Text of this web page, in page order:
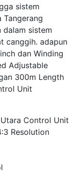
sistem
Tangerang
dalam sistem
canggih. adapun
dan Winding
Adjustable
300m Length
Unit
Control Unit
Resolution